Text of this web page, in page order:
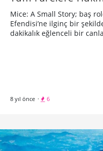
Mice: A Small Story; baş
Efendisi’ne ilginç bir
dakikalık eğlenceli bir
8 yıl önce · 6